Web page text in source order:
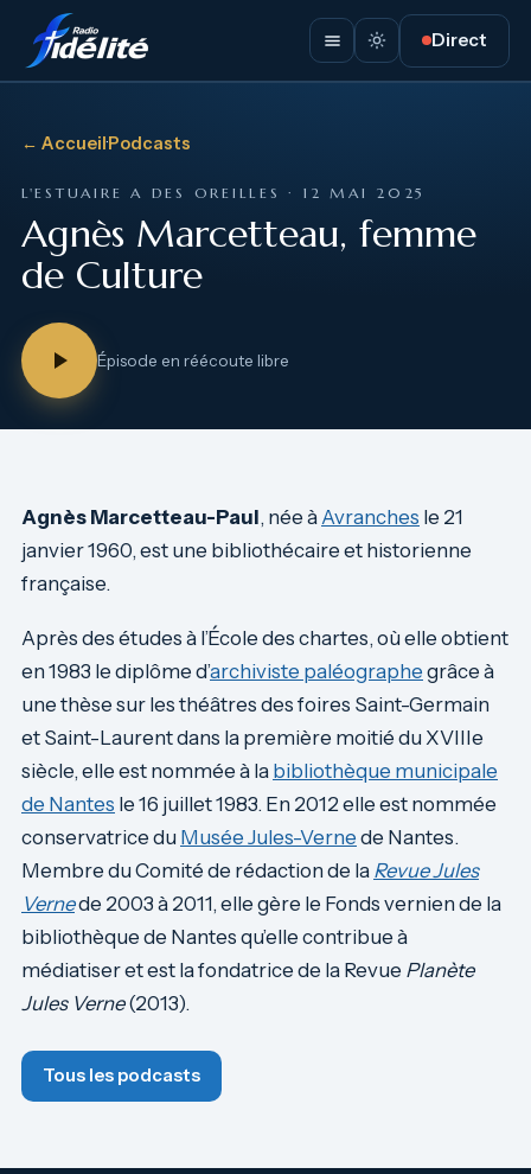
Direct
← Accueil·Podcasts
L'ESTUAIRE A DES OREILLES · 12 MAI 2025
Agnès Marcetteau, femme
de Culture
Épisode en réécoute libre
Agnès Marcetteau-Paul, née àAvranches le 21
janvier 1960, est une bibliothécaire et historienne
française.
Après des études à l’École des chartes, où elle obtient
en 1983 le diplôme d’archiviste paléographe grâce à
une thèse sur les théâtres des foires Saint-Germain
et Saint-Laurent dans la première moitié du XVIIIe
siècle, elle est nommée à la bibliothèque municipale
de Nantes le 16 juillet 1983. En 2012 elle est nommée
conservatrice du Musée Jules-Verne de Nantes.
Membre du Comité de rédaction de la Revue Jules
Vernede 2003 à 2011, elle gère le Fonds vernien de la
bibliothèque de Nantes qu’elle contribue à
médiatiser et est la fondatrice de la Revue Planète
Jules Verne(2013).
Tous les podcasts